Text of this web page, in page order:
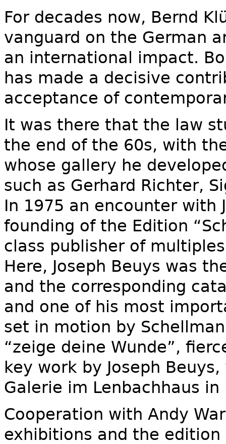
For decades now, Bernd
vanguard on the German
an international impact.
has made a decisive
acceptance of
It was there that the law
the end of the 60s, with
whose gallery he
such as Gerhard Richter,
In 1975 an encounter with
founding of the Edition
class publisher of
Here, Joseph Beuys was
and the corresponding
and one of his most
set in motion by
“zeige deine Wunde”,
key work by Joseph
Galerie im Lenbachhaus in
Cooperation with Andy
exhibitions and the